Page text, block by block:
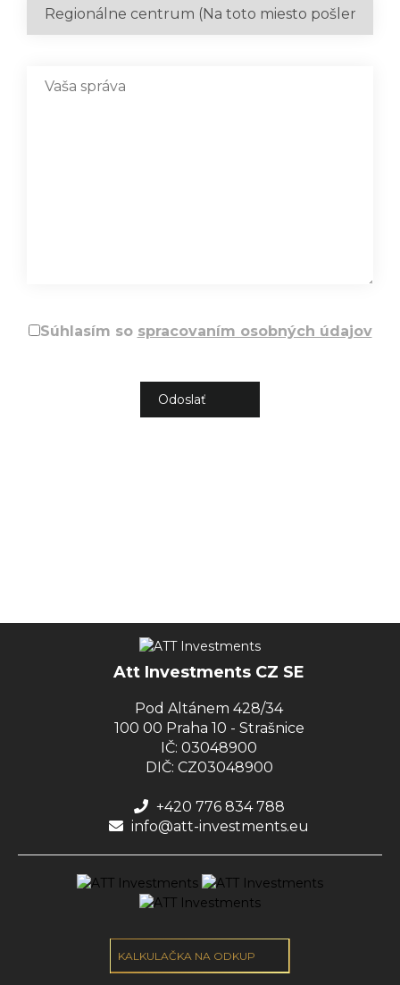
Súhlasím so spracovaním osobných údajov
Att Investments CZ SE
Pod Altánem 428/34
100 00 Praha 10 - Strašnice
IČ: 03048900
DIČ: CZ03048900
+420 776 834 788
info@att-investments.eu
KALKULAČKA NA ODKUP